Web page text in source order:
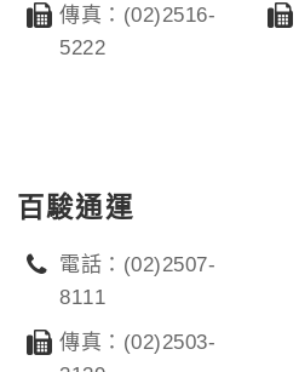
傳真：(02)2516-
5222
百駿通運
電話：(02)2507-
8111
傳真：(02)2503-